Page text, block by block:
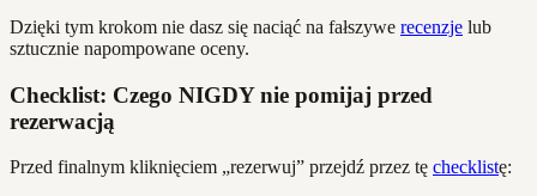
Dzięki tym krokom nie dasz się naciąć na fałszywe recenzje lub
sztucznie napompowane oceny.
Checklist: Czego NIGDY nie pomijaj przed
rezerwacją
Przed finalnym kliknięciem „rezerwuj” przejdź przez tę checklistę: